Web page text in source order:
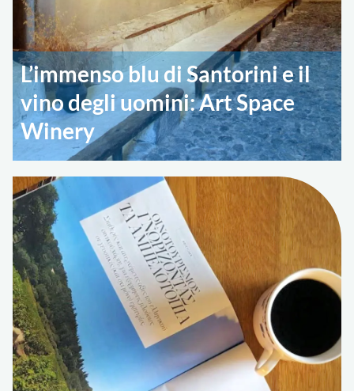
L’immenso blu di Santorini e il
vino degli uomini: Art Space
Winery